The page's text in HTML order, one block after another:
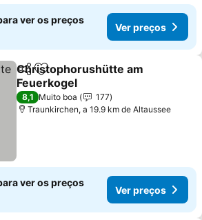
ver os preços
Ver preços
PartilharAdicionar aos favoritos
Christophorushütte am
Feuerkogel
Ver preços
8,1 Muito boa
177
Traunkirchen, a 19.9 km de Altaussee
ver os preços
Ver preços